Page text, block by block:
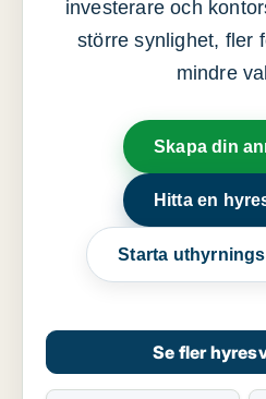
investerare och
större synlighet, fler
mindre
Skapa din
Hitta en
Starta
Se fler